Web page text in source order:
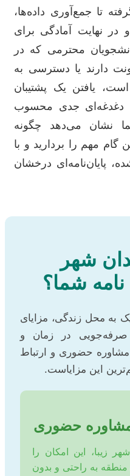
تا جمع‌آوری داده‌ها،
در نهایت آمادگی برای
محترمی که در
دارند یا دسترسی به
یافتن یک پشتیبان
دغدغه‌ای جدی محسوب
نشان می‌دهد چگونه
گام مهم را بردارید و با
پایان‌نامه‌ای درخشان
شهر
نامه شما؟
به محل زندگی، مزایای
صرفه‌جویی در زمان و
مشاوره حضوری و ارتباط
این مزایاست.
حضوری
زیبا، این امکان را
منطقه به راحتی و بدون